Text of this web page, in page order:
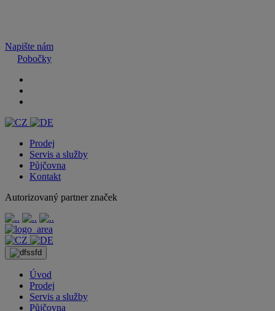
Napište nám
Pobočky
Prodej
Servis a služby
Půjčovna
Kontakt
Autorizovaný partner značek
Úvod
Prodej
Servis a služby
Půjčovna